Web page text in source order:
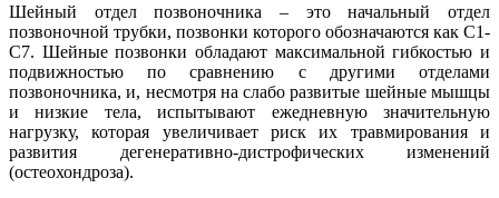
Шейный отдел позвоночника – это начальный отдел
позвоночной трубки, позвонки которого обозначаются как C1-
C7. Шейные позвонки обладают максимальной гибкостью и
подвижностью по сравнению с другими отделами
позвоночника, и, несмотря на слабо развитые шейные мышцы
и низкие тела, испытывают ежедневную значительную
нагрузку, которая увеличивает риск их травмирования и
развития дегенеративно-дистрофических изменений
(остеохондроза).